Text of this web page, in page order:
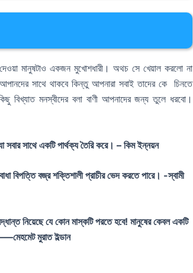
মানুষটাও একজন মুখোশধারী। অথচ সে খেয়াল করলো না
সাথে থাকবে কিন্তু আপনারা সবাই তাদের কে চিনতে
বিখ্যাত মনস্বীদের বলা বাণী আপনাদের জন্য তুলে ধরবো।
সাথে একটি পার্থক্য তৈরি করে। – কিম ইন্নয়ন
বিপত্তি বজ্র শক্তিশালী প্রাচীর ভেদ করতে পারে। -স্বামী
নিয়েছে যে কোন মাস্কটি পরতে হবে! মানুষের কেবল একটি
মুরাত ইল্ডান